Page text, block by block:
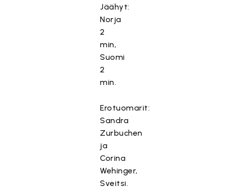
Jäähyt:
Norja
2
min,
Suomi
2
min.
Erotuomarit:
Sandra
Zurbuchen
ja
Corina
Wehinger,
Sveitsi.